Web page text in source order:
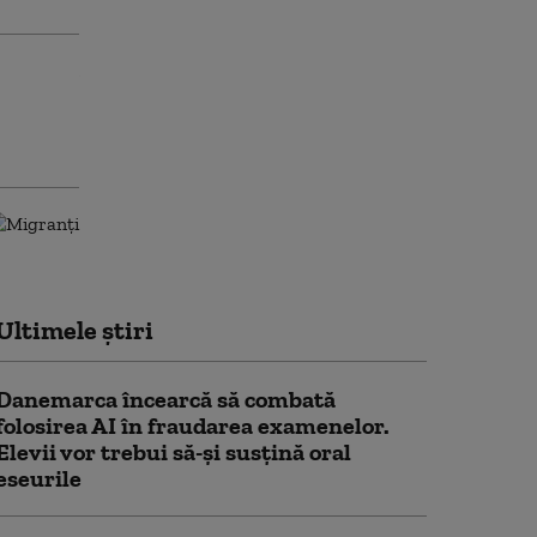
știri
încearcă să combată
AI în fraudarea examenelor.
vor trebui să-şi susţină oral